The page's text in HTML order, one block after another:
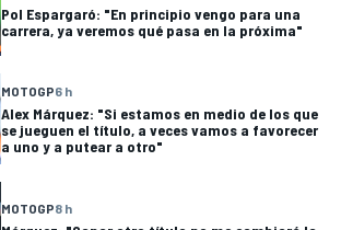
Pol Espargaró: "En principio vengo para una
carrera, ya veremos qué pasa en la próxima"
MOTOGP6 h
Alex Márquez: "Si estamos en medio de los que
se jueguen el título, a veces vamos a favorecer
a uno y a putear a otro"
MOTOGP8 h